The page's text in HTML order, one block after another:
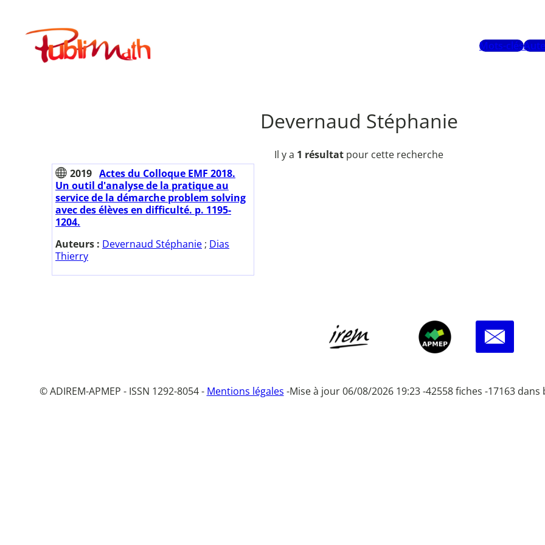
contenuPublimath
Mots-clés
Devernaud Stéphanie
Il y a 1 résultat pour cette recherche
2019 Actes du Colloque EMF 2018.
Un outil d'analyse de la pratique au
service de la démarche problem solving
avec des élèves en difficulté. p. 1195-
1204.
Auteurs : Devernaud Stéphanie ; Dias
Thierry
© ADIREM-APMEP - ISSN 1292-8054 - Mentions légales -Mise à jour 06/08/2026 19:23 -42558 fiches -17163